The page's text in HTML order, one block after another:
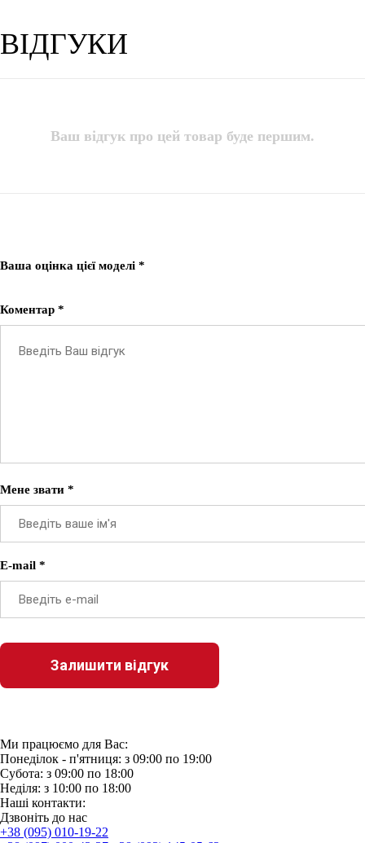
ВІДГУКИ
Ваш відгук про цей товар буде першим.
Ваша оцінка цієї моделі *
Коментар *
Мене звати *
E-mail *
Ми працюємо для Вас:
Понеділок - п'ятниця: з 09:00 по 19:00
Субота: з 09:00 по 18:00
Неділя: з 10:00 по 18:00
Наші контакти:
Дзвонiть до нас
+38 (095) 010-19-22